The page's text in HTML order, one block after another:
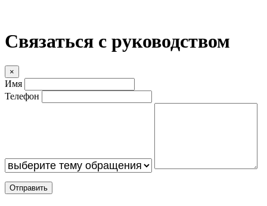
Связаться с руководством
×
Имя
Телефон
Отправить